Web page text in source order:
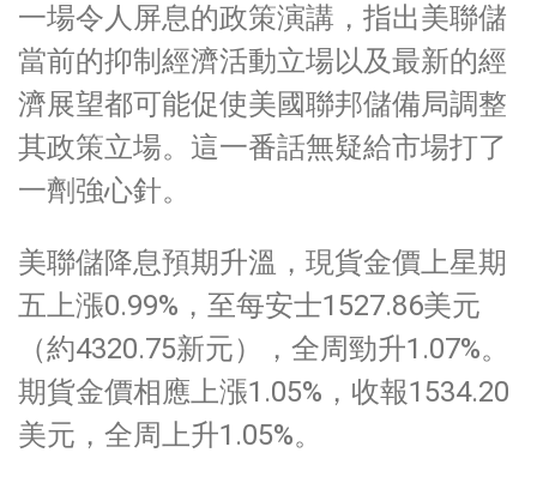
一場令人屏息的政策演講，指出美聯儲
當前的抑制經濟活動立場以及最新的經
濟展望都可能促使美國聯邦儲備局調整
其政策立場。這一番話無疑給市場打了
一劑強心針。
美聯儲降息預期升溫，現貨金價上星期
五上漲0.99%，至每安士1527.86美元
（約4320.75新元），全周勁升1.07%。
期貨金價相應上漲1.05%，收報1534.20
美元，全周上升1.05%。